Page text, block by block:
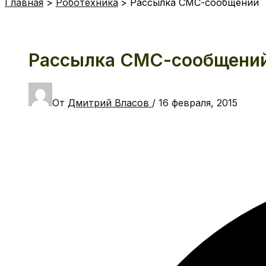
Рассылка СМС-
От Дмитрий Власов / 16 февраля, 2015